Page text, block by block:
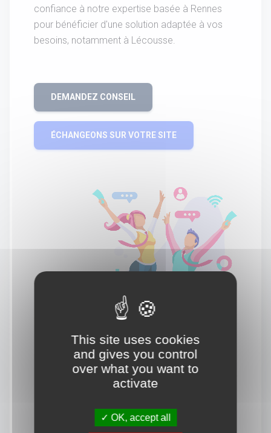
confiance à notre expertise basée à Rennes
pour bénéficier d'une solution adaptée à vos
besoins, notamment à Lécousse.
DEMANDEZ CONSEIL
ÉCHANGEONS SUR VOTRE SITE
This site uses cookies
and gives you control
over what you want to
activate
OK, accept all